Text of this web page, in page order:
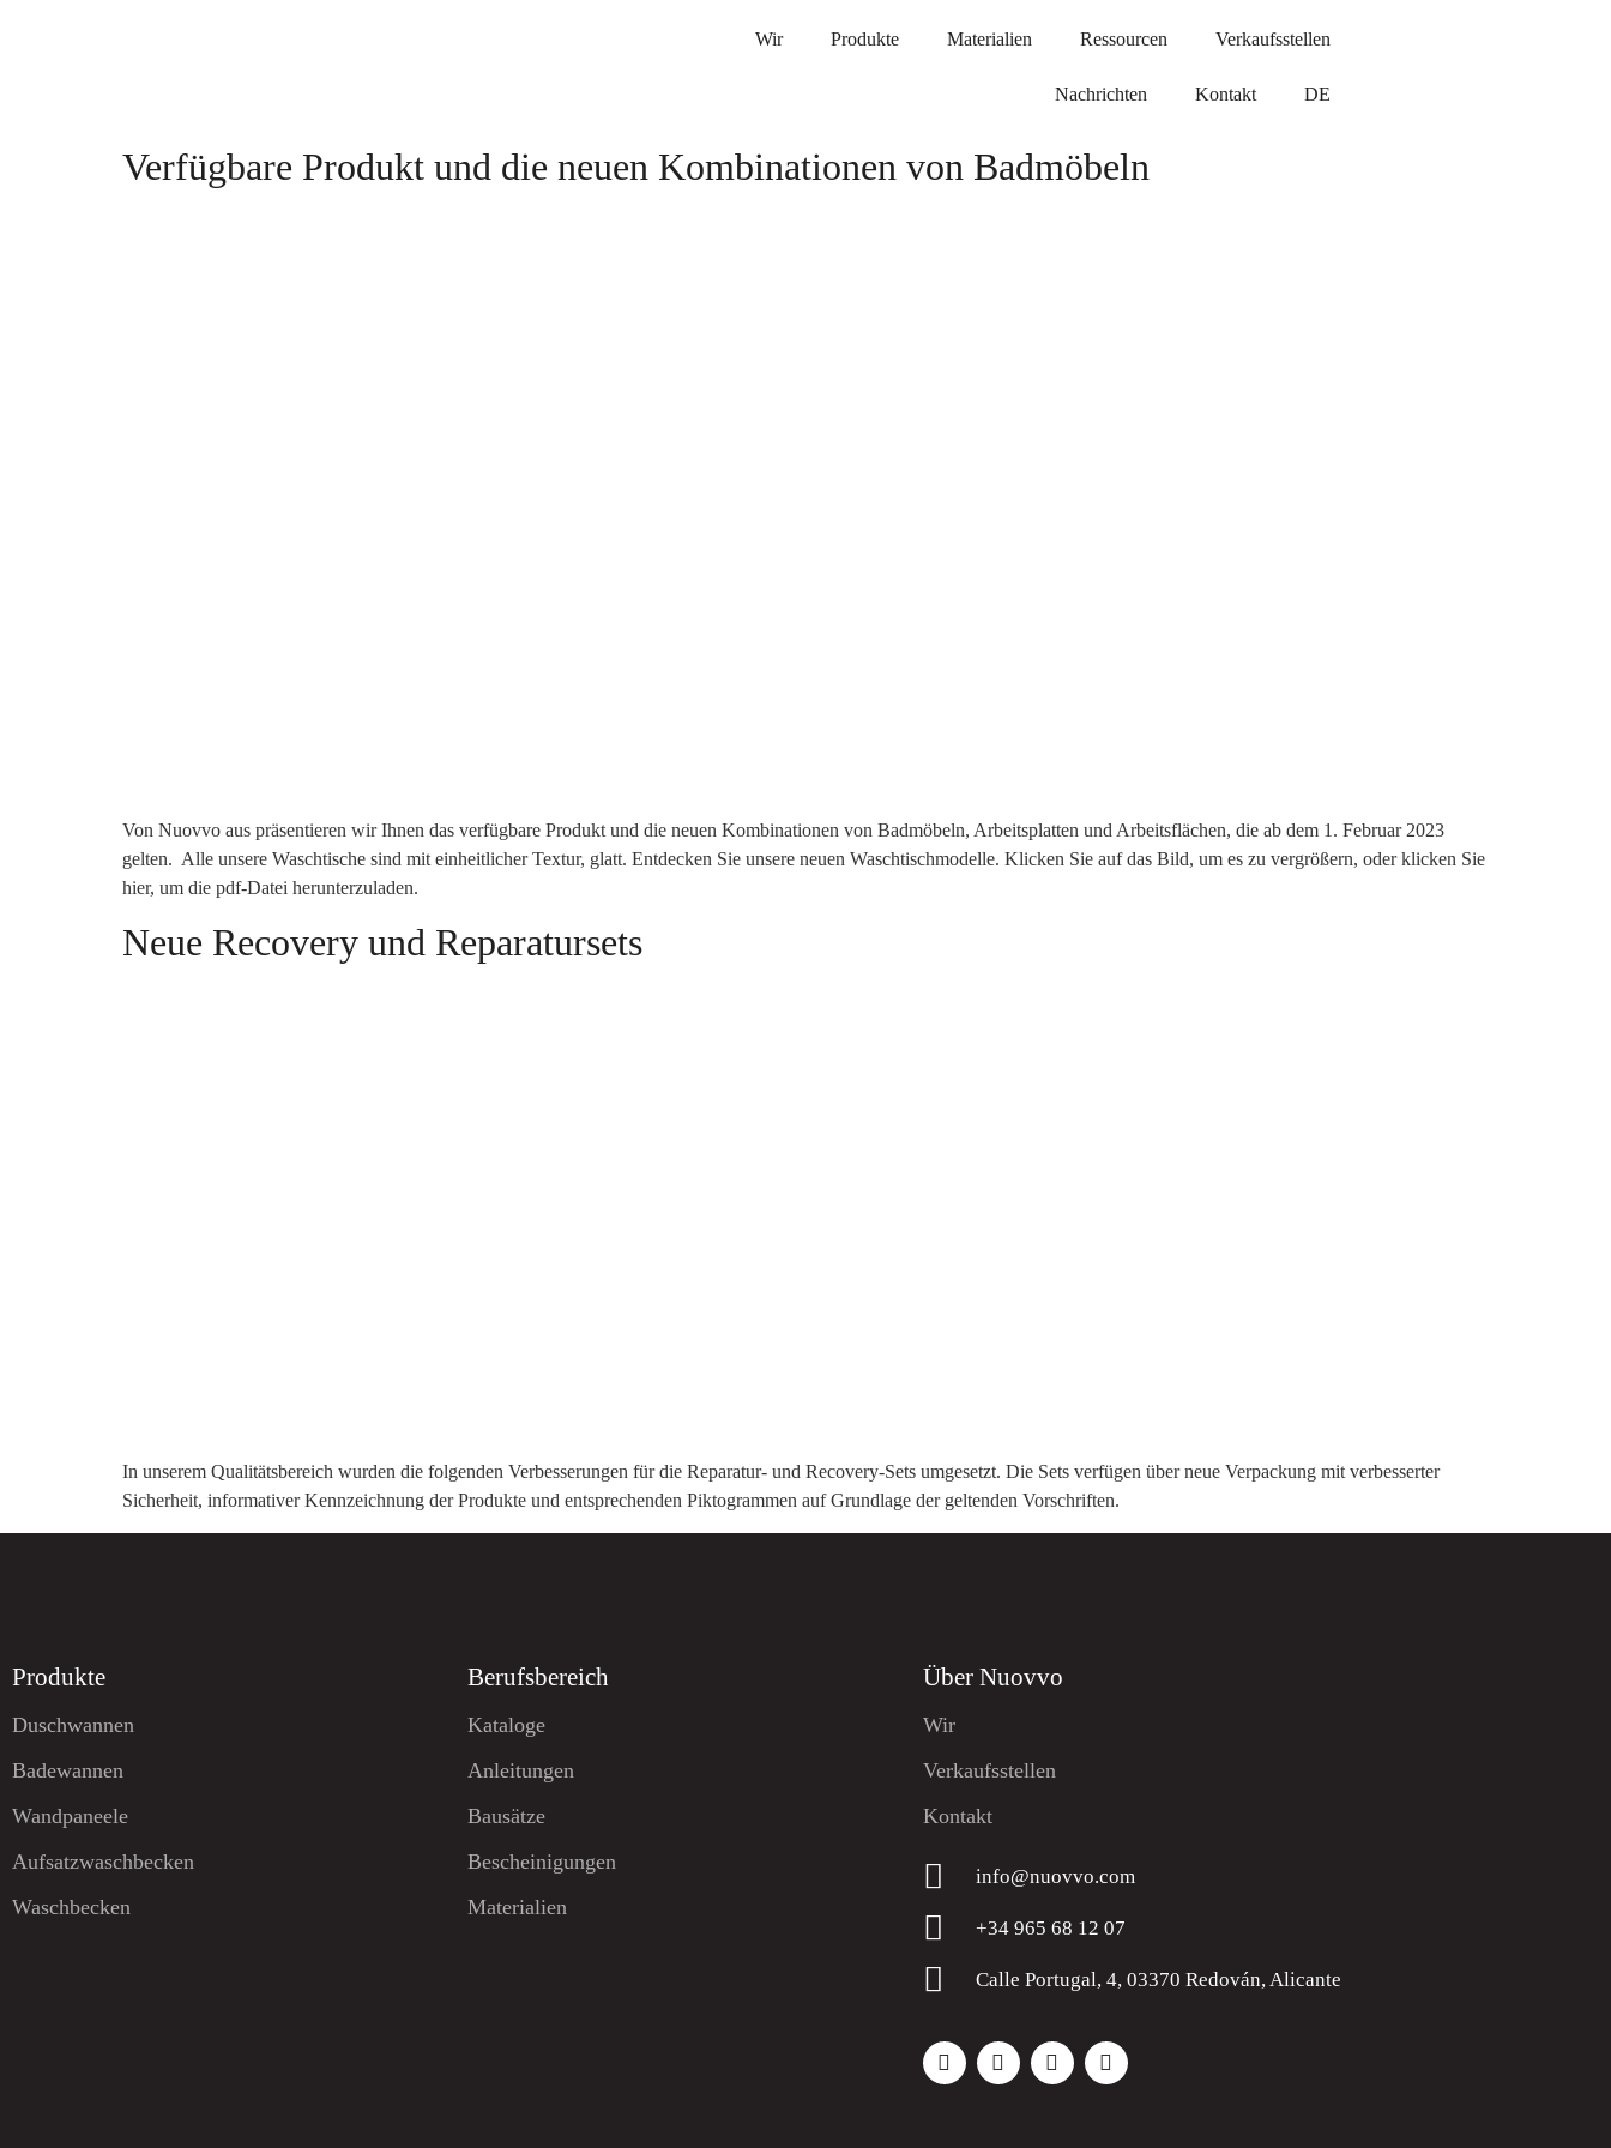
Wir Produkte Materialien Ressourcen Verkaufsstellen
Nachrichten Kontakt DE
Verfügbare Produkt und die neuen Kombinationen von Badmöbeln
Von Nuovvo aus präsentieren wir Ihnen das verfügbare Produkt und die neuen Kombinationen von Badmöbeln, Arbeitsplatten und Arbeitsflächen, die ab dem 1. Februar 2023
gelten. Alle unsere Waschtische sind mit einheitlicher Textur, glatt. Entdecken Sie unsere neuen Waschtischmodelle. Klicken Sie auf das Bild, um es zu vergrößern, oder klicken Sie
hier, um die pdf-Datei herunterzuladen.
Neue Recovery und Reparatursets
In unserem Qualitätsbereich wurden die folgenden Verbesserungen für die Reparatur- und Recovery-Sets umgesetzt. Die Sets verfügen über neue Verpackung mit verbesserter
Sicherheit, informativer Kennzeichnung der Produkte und entsprechenden Piktogrammen auf Grundlage der geltenden Vorschriften.
Produkte
Duschwannen
Badewannen
Wandpaneele
Aufsatzwaschbecken
Waschbecken
Berufsbereich
Kataloge
Anleitungen
Bausätze
Bescheinigungen
Materialien
Über Nuovvo
Wir
Verkaufsstellen
Kontakt
info@nuovvo.com
+34 965 68 12 07
Calle Portugal, 4, 03370 Redován, Alicante